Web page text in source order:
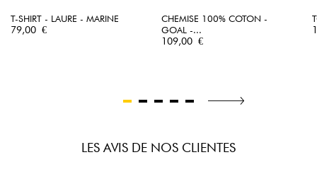
T-SHIRT - LAURE - MARINE
Prix
79,00 €
CHEMISE 100% COTON -
GOAL -...
Prix
109,00 €
LES AVIS DE NOS CLIENTES